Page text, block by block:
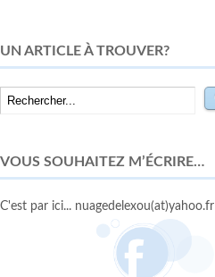
UN ARTICLE À TROUVER?
VOUS SOUHAITEZ M’ÉCRIRE…
C'est par ici... nuagedelexou(at)yahoo.fr